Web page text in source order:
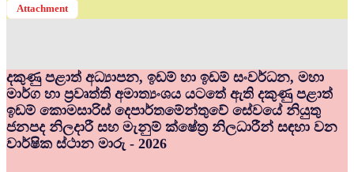
Attachment
දකුණු පළාත් අධ්‍යාපන, ඉඩම් හා ඉඩම් සංවර්ධන, මහා
මාර්ග හා ප්‍රවෘත්ති අමාත්‍යංශය යටතේ ඇති දකුණු පළාත්
ඉඩම් කොමසාරිස් දෙපාර්තමේන්තුවේ සේවයේ නියුතු
ජනපද නිලදාරී සහ මැනුම් ක්ෂේත්‍ර නිලධාරීන් සඳහා වන
වාර්ෂික ස්ථාන මාරු - 2026